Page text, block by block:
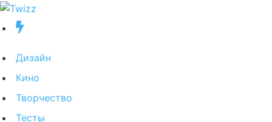
Дизайн
Кино
Творчество
Тесты